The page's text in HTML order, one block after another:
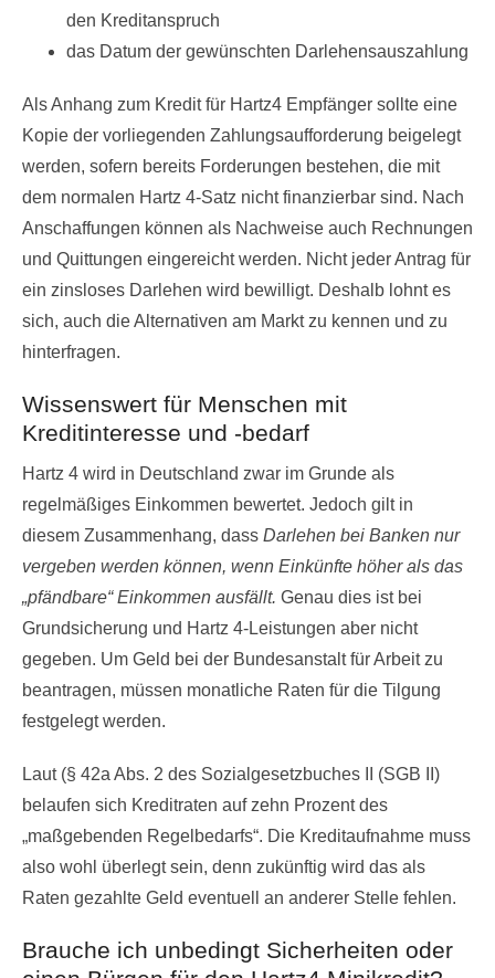
den Kreditanspruch
das Datum der gewünschten Darlehensauszahlung
Als Anhang zum Kredit für Hartz4 Empfänger sollte eine
Kopie der vorliegenden Zahlungsaufforderung beigelegt
werden, sofern bereits Forderungen bestehen, die mit
dem normalen Hartz 4-Satz nicht finanzierbar sind. Nach
Anschaffungen können als Nachweise auch Rechnungen
und Quittungen eingereicht werden. Nicht jeder Antrag für
ein zinsloses Darlehen wird bewilligt. Deshalb lohnt es
sich, auch die Alternativen am Markt zu kennen und zu
hinterfragen.
Wissenswert für Menschen mit
Kreditinteresse und -bedarf
Hartz 4 wird in Deutschland zwar im Grunde als
regelmäßiges Einkommen bewertet. Jedoch gilt in
diesem Zusammenhang, dass Darlehen bei Banken nur
vergeben werden können, wenn Einkünfte höher als das
„pfändbare“ Einkommen ausfällt. Genau dies ist bei
Grundsicherung und Hartz 4-Leistungen aber nicht
gegeben. Um Geld bei der Bundesanstalt für Arbeit zu
beantragen, müssen monatliche Raten für die Tilgung
festgelegt werden.
Laut (§ 42a Abs. 2 des Sozialgesetzbuches II (SGB II)
belaufen sich Kreditraten auf zehn Prozent des
„maßgebenden Regelbedarfs“. Die Kreditaufnahme muss
also wohl überlegt sein, denn zukünftig wird das als
Raten gezahlte Geld eventuell an anderer Stelle fehlen.
Brauche ich unbedingt Sicherheiten oder